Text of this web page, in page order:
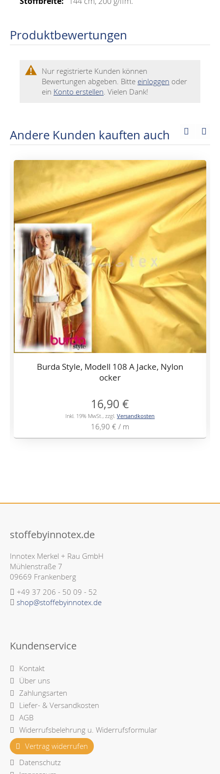
Produktbewertungen
Nur registrierte Kunden können
Bewertungen abgeben. Bitte einloggen oder
ein Konto erstellen. Vielen Dank!
Andere Kunden kauften auch
Burda Style, Modell 108 A Jacke, Nylon
ocker
16,90 €
Inkl. 19% MwSt., zzgl. Versandkosten
16,90 € / m
stoffebyinnotex.de
Innotex Merkel + Rau GmbH
Mühlenstraße 7
09669 Frankenberg
+49 37 206 - 50 09 - 52
shop@stoffebyinnotex.de
Kundenservice
Kontakt
Über uns
Zahlungsarten
Liefer- & Versandkosten
AGB
Widerrufsbelehrung u. Widerrufsformular
Vertrag widerrufen
Datenschutz